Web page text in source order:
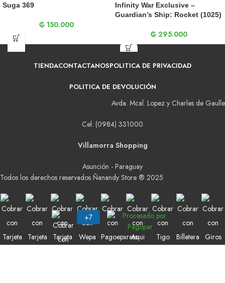
Suga 369
₲ 150.000
Infinity War Exclusive –
Guardian’s Ship: Rocket (1025)
₲ 295.000
TIENDACONTACTANOSPOLITICA DE PRIVACIDAD
POLITICA DE DEVOLUCIÓN
Avda. Mcal. Lopez y Charles de Gaulle
Cel: (0984) 331000
Villamorra Shopping
Asunción - Paraguay
Todos los derechos reservados Ñanandy Store ® 2025
Buscar